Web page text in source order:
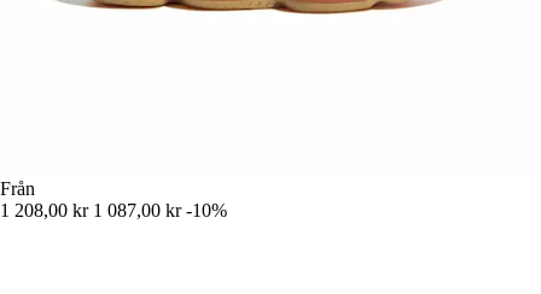
Från
1 208,00 kr 1 087,00 kr -10%